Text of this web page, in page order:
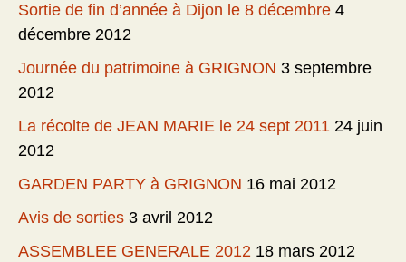
Sortie de fin d’année à Dijon le 8 décembre 4
décembre 2012
Journée du patrimoine à GRIGNON 3 septembre
2012
La récolte de JEAN MARIE le 24 sept 2011 24 juin
2012
GARDEN PARTY à GRIGNON 16 mai 2012
Avis de sorties 3 avril 2012
ASSEMBLEE GENERALE 2012 18 mars 2012